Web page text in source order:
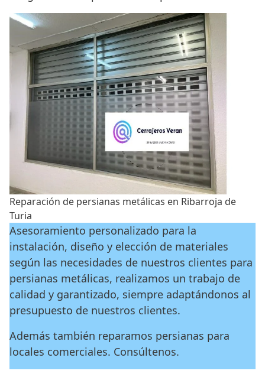
Reparación de persianas metálicas en Ribarroja de
Turia
Asesoramiento personalizado para la
instalación, diseño y elección de materiales
según las necesidades de nuestros clientes para
persianas metálicas, realizamos un trabajo de
calidad y garantizado, siempre adaptándonos al
presupuesto de nuestros clientes.
Además también reparamos persianas para
locales comerciales. Consúltenos.